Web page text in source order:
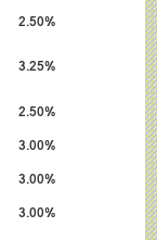
2.50%
3.25%
2.50%
3.00%
3.00%
3.00%